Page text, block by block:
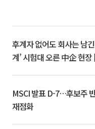
후계자 없어도 회사는 남
계’ 시험대 오른 中企 현
MSCI 발표 D-7…후보주
재점화